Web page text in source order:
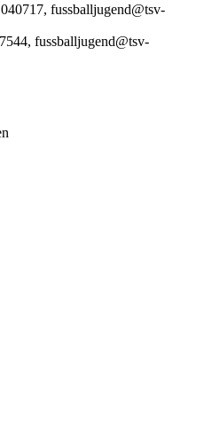
fussballjugend@tsv-
fussballjugend@tsv-